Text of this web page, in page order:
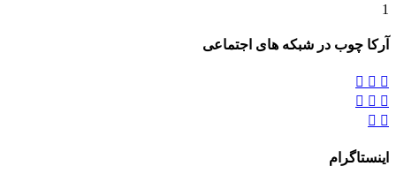
1
آرکا چوب در شبکه های اجتماعی
  
  
 
اینستاگرام